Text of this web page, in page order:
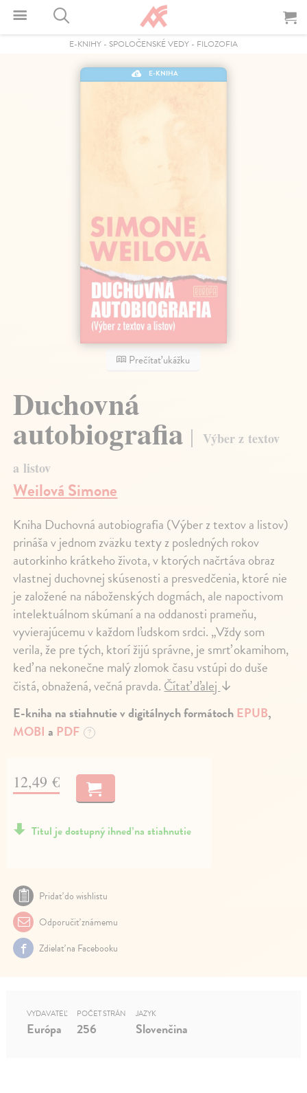
E-KNIHY - SPOLOČENSKÉ VEDY - FILOZOFIA
E-KNIHA
Prečítať ukážku
Duchovná
autobiografia
Výber z textov
a listov
Weilová Simone
Kniha Duchovná autobiografia (Výber z textov a listov)
prináša v jednom zväzku texty z posledných rokov
autorkinho krátkeho života, v ktorých načrtáva obraz
vlastnej duchovnej skúsenosti a presvedčenia, ktoré nie
je založené na náboženských dogmách, ale napoctivom
intelektuálnom skúmaní a na oddanosti prameňu,
vyvierajúcemu v každom ľudskom srdci. „Vždy som
verila, že pre tých, ktorí žijú správne, je smrť okamihom,
keď na nekonečne malý zlomok času vstúpi do duše
čistá, obnažená, večná pravda. Čítať ďalej ↓
E-kniha na stiahnutie v digitálnych formátochEPUB,
MOBI a PDF ?
12,49 €
Titul je dostupný ihneď na stiahnutie
Pridať do wishlistu
Odporučiť známemu
Zdielať na Facebooku
VYDAVATEĽ
Európa
POČET STRÁN
256
JAZYK
Slovenčina